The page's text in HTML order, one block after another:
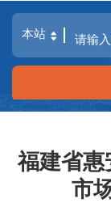
福建省惠
市